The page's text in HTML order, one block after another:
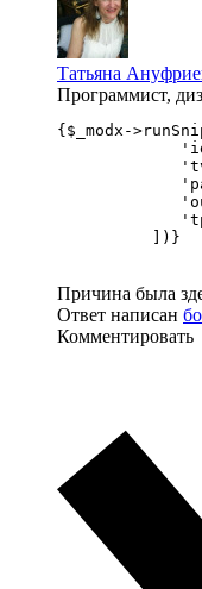
Татьяна
Программист,
{$_modx-
          ])}
Причина была
Ответ написан
Комментировать